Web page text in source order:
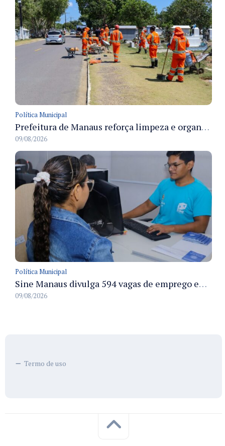
Política Municipal
Prefeitura de Manaus reforça limpeza e organização dos cemiterios municipais para receber famílias no Dia dos Pais
09/08/2026
Política Municipal
Sine Manaus divulga 594 vagas de emprego em Manaus com atendimento presencial nesta segunda-feira
09/08/2026
Termo de uso